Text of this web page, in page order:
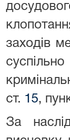
заходів
ст. 15,
За